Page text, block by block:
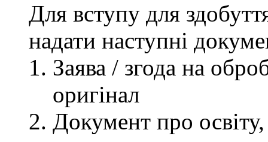
Для вступу для
надати наступні
Заява / згода на
оригінал
Документ про освіту,